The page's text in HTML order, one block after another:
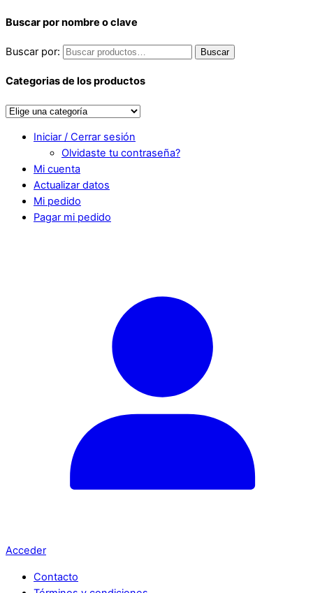
Buscar por nombre o clave
Buscar por: Buscar
Categorias de los productos
Iniciar / Cerrar sesión
Olvidaste tu contraseña?
Mi cuenta
Actualizar datos
Mi pedido
Pagar mi pedido
Acceder
Contacto